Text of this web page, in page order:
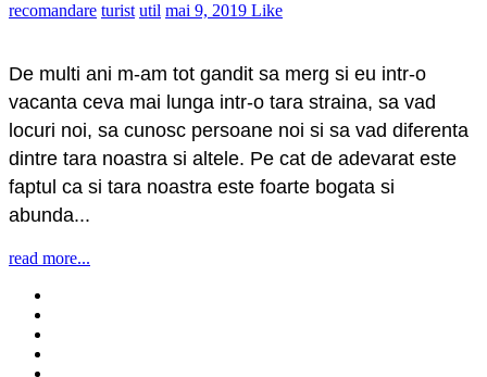
recomandare turist util mai 9, 2019 Like
De multi ani m-am tot gandit sa merg si eu intr-o
vacanta ceva mai lunga intr-o tara straina, sa vad
locuri noi, sa cunosc persoane noi si sa vad diferenta
dintre tara noastra si altele. Pe cat de adevarat este
faptul ca si tara noastra este foarte bogata si
abunda...
read more...